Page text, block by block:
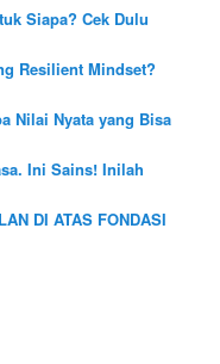
Siapa? Cek Dulu
Resilient Mindset?
Nilai Nyata yang Bisa
Ini Sains! Inilah
DI ATAS FONDASI